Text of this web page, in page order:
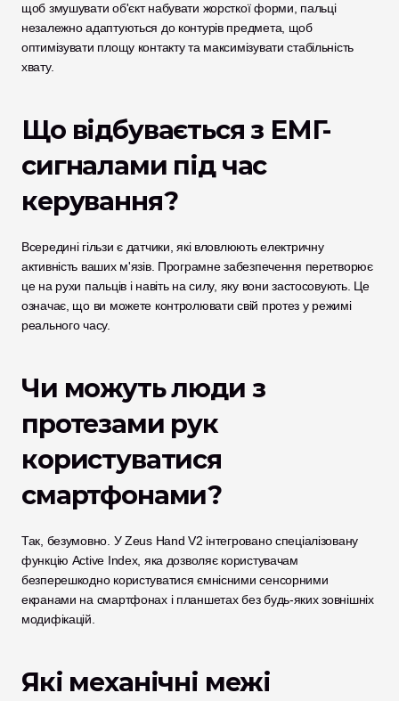
щоб змушувати об'єкт набувати жорсткої форми, пальці
незалежно адаптуються до контурів предмета, щоб
оптимізувати площу контакту та максимізувати стабільність
хвату.
Що відбувається з ЕМГ-
сигналами під час
керування?
Всередині гільзи є датчики, які вловлюють електричну
активність ваших м'язів. Програмне забезпечення перетворює
це на рухи пальців і навіть на силу, яку вони застосовують. Це
означає, що ви можете контролювати свій протез у режимі
реального часу.
Чи можуть люди з
протезами рук
користуватися
смартфонами?
Так, безумовно. У Zeus Hand V2 інтегровано спеціалізовану
функцію Active Index, яка дозволяє користувачам
безперешкодно користуватися ємнісними сенсорними
екранами на смартфонах і планшетах без будь-яких зовнішніх
модифікацій.
Які механічні межі